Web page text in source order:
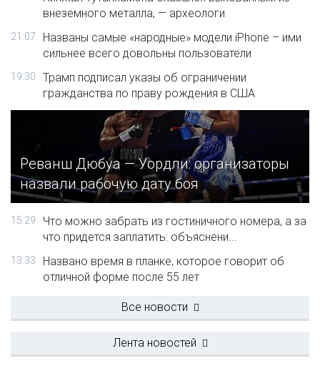
внеземного металла, — археологи
21:07
Названы самые «народные» модели iPhone – ими
сильнее всего довольны пользователи
19:30
Трамп подписал указы об ограничении
гражданства по праву рождения в США
Реванш Дюбуа — Уордли: организаторы
назвали рабочую дату боя
15:29
Что можно забрать из гостиничного номера, а за
что придется заплатить: объяснени...
13:33
Названо время в планке, которое говорит об
отличной форме после 55 лет
Все новости
Лента новостей